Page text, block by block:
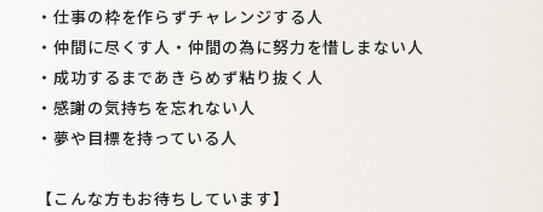
・仕事の枠を作らずチャレンジする人
・仲間に尽くす人・仲間の為に努力を惜しまない人
・成功するまであきらめず粘り抜く人
・感謝の気持ちを忘れない人
・夢や目標を持っている人
【こんな方もお待ちしています】